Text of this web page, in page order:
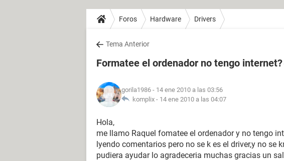
Foros Hardware Drivers
Tema Anterior
Formatee el ordenador no tengo internet?
gorila1986 - 14 ene 2010 a las 03:56
komplix - 14 ene 2010 a las 04:07
Hola,
me llamo Raquel fomatee el ordenador y no tengo
lyendo comentarios pero no se k es el driver,y no se
pudiera ayudar lo agradeceria muchas gracias un